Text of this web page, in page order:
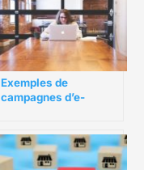
Exemples de
campagnes d’e-